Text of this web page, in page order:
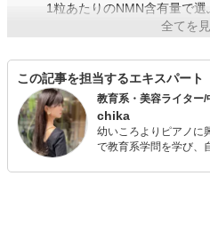
1粒あたりのNMN含有量で選
全てを
この記事を担当するエキスパート
教育系・美容ライター
chika
幼いころよりピアノに
で教育系学問を学び、